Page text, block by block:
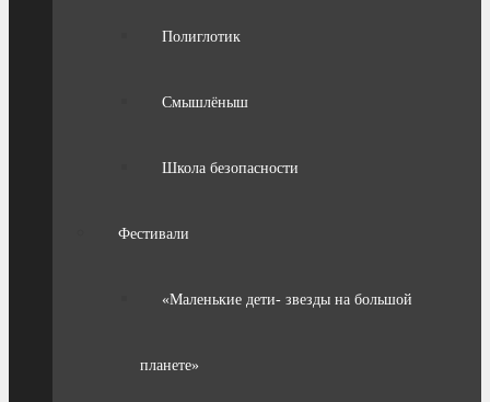
Полиглотик
Смышлёныш
Школа безопасности
Фестивали
«Маленькие дети- звезды на большой
планете»